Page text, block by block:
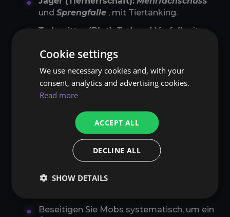
und Sprengfalle , mit Tiertanking.
Todesritter (Blut): Tod und Verfall mit
Tipps zum Valley Gold Farming:
Verwenden Sie den Glückstrank für
bessere Drops.
Kräuter-/Erzknoten aus.
Verwalten Sie Sunsong Ranch für 50–100 g
pro Grundstück über Tillers-
Tageszeitungen.
Verkaufen Sie Materialien wie Golden
Beseitigen Sie Mobs systematisch, um ein
Cookie settings
We use necessary cookies and, with your
consent, analytics and advertising cookies.
Read more
ACCEPT ALL
DECLINE ALL
SHOW DETAILS